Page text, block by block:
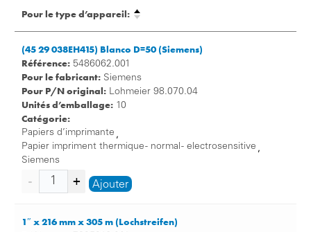
cliquez ici:
Notre papier thermique est un papier spécial utilisé
dans différentes imprimantes thermiques. Ce papier
contient une couche thermosensible qui produit
son colorant sous l’effet de la chaleur. Vous obtenez
chez nous le papier thermique dans de nombreuses
variantes et dans des tailles diverses. Nous avons
même en stock le papier en rouleau, nous
distinguons la qualité standard et la qualité
d’archivage. Vous trouverez ainsi le papier
thermique adapté à vos besoins individuels dans
Papier électrosensible:
Pour le type d’appareil:
(45 29 038EH415) Blanco D=50 (Siemens)
Référence: 5486062.001
Pour le fabricant: Siemens
Pour P/N original: Lohmeier 98.070.04
Unités d’emballage: 10
Catégorie:
Papiers d’imprimante ,
Papier impriment thermique - normal - electrosensitive ,
Siemens
Ajouter
1″ x 216 mm x 305 m (Lochstreifen)